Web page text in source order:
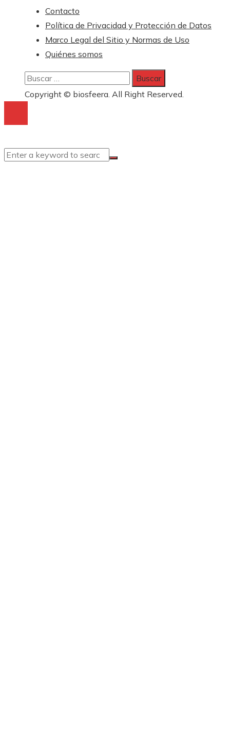
Contacto
Política de Privacidad y Protección de Datos
Marco Legal del Sitio y Normas de Uso
Quiénes somos
Buscar:
Copyright © biosfeera. All Right Reserved.